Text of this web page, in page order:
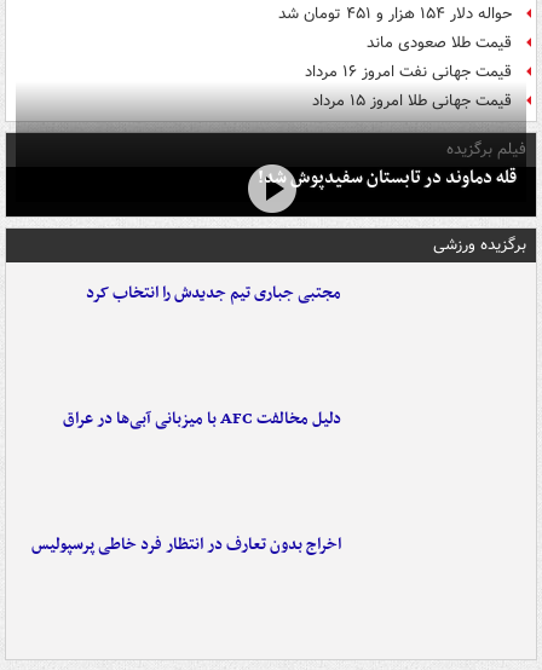
حواله دلار ۱۵۴ هزار و ۴۵۱ تومان شد
قیمت طلا صعودی ماند
قیمت جهانی نفت امروز ۱۶ مرداد
قیمت جهانی طلا امروز ۱۵ مرداد
فیلم برگزیده
قله دماوند در تابستان سفیدپوش شد!
برگزیده ورزشی
مجتبی جباری تیم جدیدش را انتخاب کرد
دلیل مخالفت AFC با میزبانی آبی‌ها در عراق
اخراج بدون تعارف در انتظار فرد خاطی پرسپولیس